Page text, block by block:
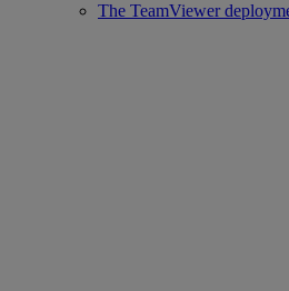
The TeamViewer